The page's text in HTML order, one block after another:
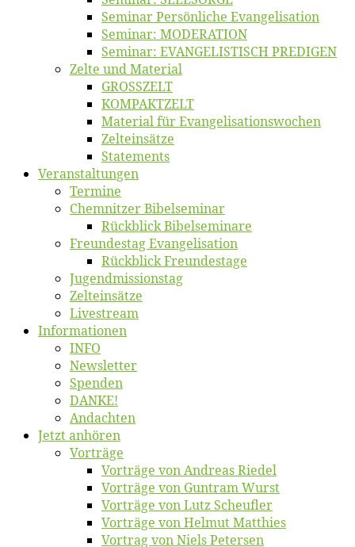
Se­mi­nar Per­sön­li­che Evangelisation
Se­mi­nar: MODERATION
Se­mi­nar: EVANGELISTISCH PREDIGEN
Zel­te und Material
GROSSZELT
KOMPAKTZELT
Ma­te­ri­al für Evangelisationswochen
Zelt­ein­sät­ze
State­ments
Ver­an­stal­tun­gen
Ter­mi­ne
Chemnit­zer Bibelseminar
Rück­blick Bibelseminare
Freun­des­tag Evangelisation
Rück­blick Freundestage
Jugend­mis­sions­tag
Zelt­ein­sät­ze
Live­stream
Informatio­nen
INFO
News­let­ter
Spen­den
DANKE!
An­dach­ten
Jetzt an­hö­ren
Vor­trä­ge
Vor­trä­ge von An­dre­as Riedel
Vor­trä­ge von Gun­tram Wurst
Vor­trä­ge von Lutz Scheufler
Vor­trä­ge von Hel­mut Matthies
Vor­trag von Niels Petersen